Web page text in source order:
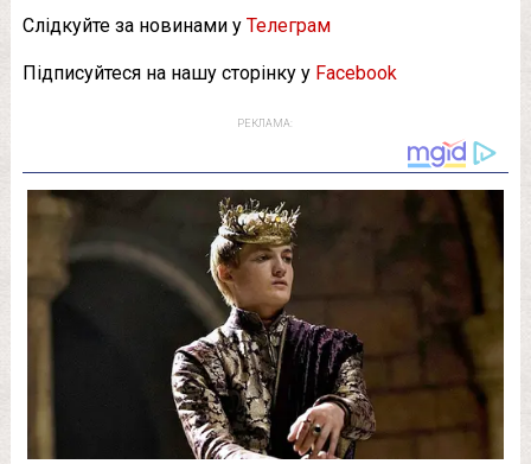
Слідкуйте за новинами у Телеграм
Підписуйтеся на нашу сторінку у Facebook
РЕКЛАМА: